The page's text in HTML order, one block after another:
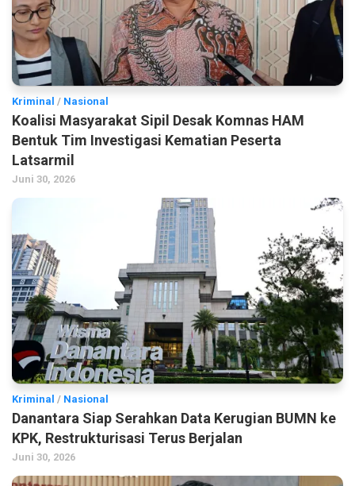
Kriminal / Nasional
Koalisi Masyarakat Sipil Desak Komnas HAM
Bentuk Tim Investigasi Kematian Peserta
Latsarmil
Juni 30, 2026
Kriminal / Nasional
Danantara Siap Serahkan Data Kerugian BUMN ke
KPK, Restrukturisasi Terus Berjalan
Juni 30, 2026